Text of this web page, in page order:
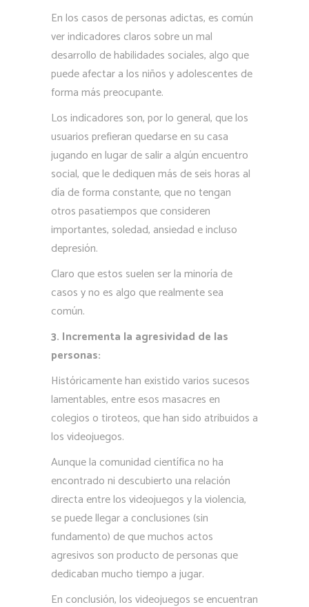
En los casos de personas adictas, es común
ver indicadores claros sobre un mal
desarrollo de habilidades sociales, algo que
puede afectar a los niños y adolescentes de
forma más preocupante.
Los indicadores son, por lo general, que los
usuarios prefieran quedarse en su casa
jugando en lugar de salir a algún encuentro
social, que le dediquen más de seis horas al
día de forma constante, que no tengan
otros pasatiempos que consideren
importantes, soledad, ansiedad e incluso
depresión.
Claro que estos suelen ser la minoría de
casos y no es algo que realmente sea
común.
3. Incrementa la agresividad de las
personas:
Históricamente han existido varios sucesos
lamentables, entre esos masacres en
colegios o tiroteos, que han sido atribuidos a
los videojuegos.
Aunque la comunidad científica no ha
encontrado ni descubierto una relación
directa entre los videojuegos y la violencia,
se puede llegar a conclusiones (sin
fundamento) de que muchos actos
agresivos son producto de personas que
dedicaban mucho tiempo a jugar.
En conclusión, los videojuegos se encuentran